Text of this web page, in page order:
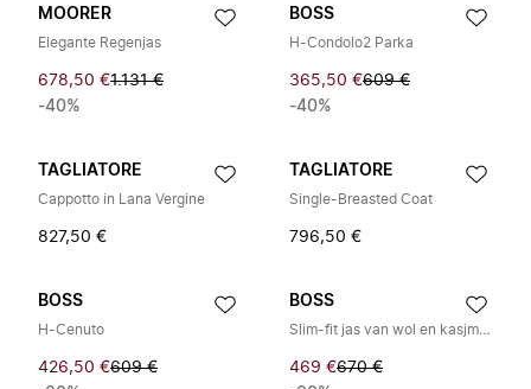
MOORER
Elegante Regenjas
678,50 €1.131 €
-40%
BOSS
H-Condolo2 Parka
365,50 €609 €
-40%
TAGLIATORE
Cappotto in Lana Vergine
827,50 €
TAGLIATORE
Single-Breasted Coat
796,50 €
BOSS
H-Cenuto
426,50 €609 €
BOSS
Slim-fit jas van wol en kasjmier
469 €670 €